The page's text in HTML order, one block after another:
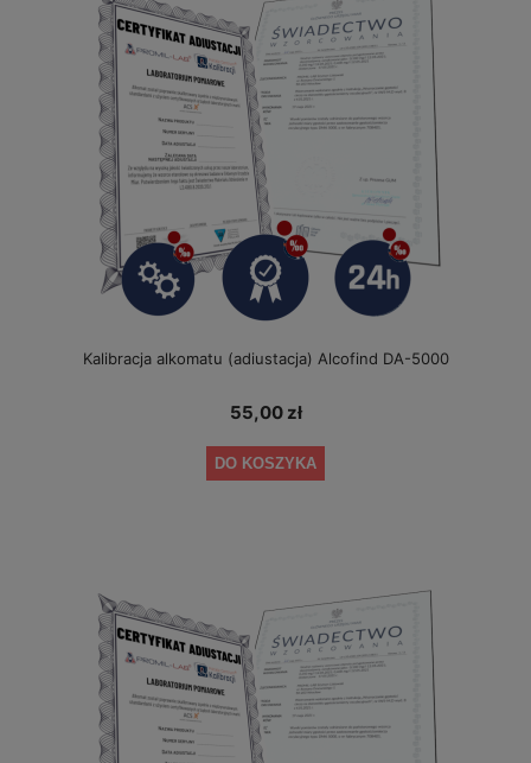
Kalibracja alkomatu (adiustacja) Alcofind DA-5000
55,00 zł
DO KOSZYKA